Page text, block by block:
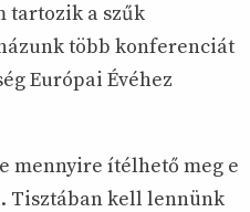
tartozik a szűk
több konferenciát
Európai Évéhez
mennyire ítélhető meg e
Tisztában kell lennünk